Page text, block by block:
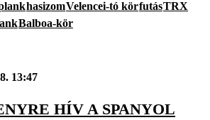
hasizomVelencei-tó körfutásTRX
Balboa-kör
13:47
HÍV A SPANYOL